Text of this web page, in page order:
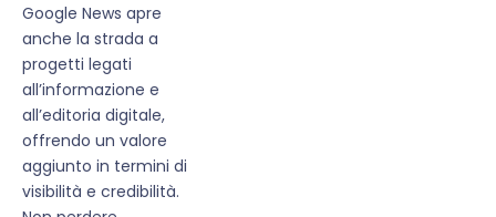
Google News apre
anche la strada a
progetti legati
all’informazione e
all’editoria digitale,
offrendo un valore
aggiunto in termini di
visibilità e credibilità.